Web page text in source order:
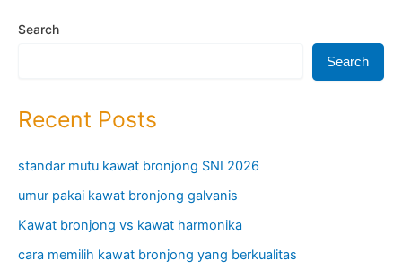
Search
Search
Recent Posts
standar mutu kawat bronjong SNI 2026
umur pakai kawat bronjong galvanis
Kawat bronjong vs kawat harmonika
cara memilih kawat bronjong yang berkualitas